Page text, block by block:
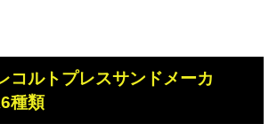
コルトプレスサンドメーカ
種類